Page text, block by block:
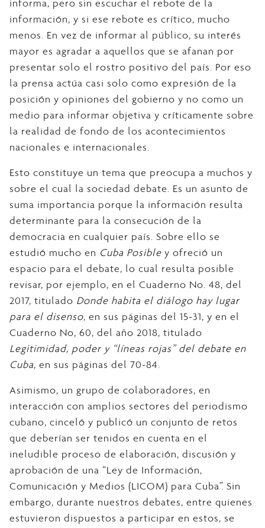
informa, pero sin escuchar el rebote de la
información, y si ese rebote es crítico, mucho
menos. En vez de informar al público, su interés
mayor es agradar a aquellos que se afanan por
presentar solo el rostro positivo del país. Por eso
la prensa actúa casi solo como expresión de la
posición y opiniones del gobierno y no como un
medio para informar objetiva y críticamente sobre
la realidad de fondo de los acontecimientos
nacionales e internacionales.
Esto constituye un tema que preocupa a muchos y
sobre el cual la sociedad debate. Es un asunto de
suma importancia porque la información resulta
determinante para la consecución de la
democracia en cualquier país. Sobre ello se
estudió mucho en Cuba Posible y ofreció un
espacio para el debate, lo cual resulta posible
revisar, por ejemplo, en el Cuaderno No. 48, del
2017, titulado Donde habita el diálogo hay lugar
para el disenso, en sus páginas del 15-31, y en el
Cuaderno No, 60, del año 2018, titulado
Legitimidad, poder y “líneas rojas” del debate en
Cuba, en sus páginas del 70-84.
Asimismo, un grupo de colaboradores, en
interacción con amplios sectores del periodismo
cubano, cinceló y publicó un conjunto de retos
que deberían ser tenidos en cuenta en el
ineludible proceso de elaboración, discusión y
aprobación de una “Ley de Información,
Comunicación y Medios (LICOM) para Cuba”. Sin
embargo, durante nuestros debates, entre quienes
estuvieron dispuestos a participar en estos, se